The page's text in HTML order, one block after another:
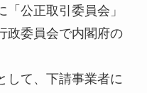
公正取引委員会」
政委員会で内閣府の
して、下請事業者に